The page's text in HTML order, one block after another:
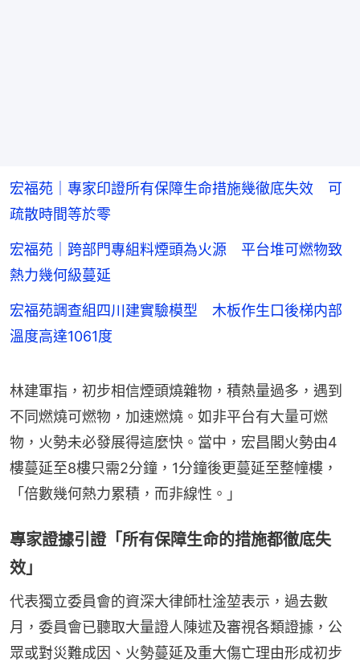
宏福苑｜專家印證所有保障生命措施幾徹底失效 可
疏散時間等於零
宏福苑｜跨部門專組料煙頭為火源 平台堆可燃物致
熱力幾何級蔓延
宏福苑調查組四川建實驗模型 木板作生口後梯内部
溫度高達1061度
林建軍指，初步相信煙頭燒雜物，積熱量過多，遇到
不同燃燒可燃物，加速燃燒。如非平台有大量可燃
物，火勢未必發展得這麼快。當中，宏昌閣火勢由4
樓蔓延至8樓只需2分鐘，1分鐘後更蔓延至整幢樓，
「倍數幾何熱力累積，而非線性。」
專家證據引證「所有保障生命的措施都徹底失
效」
代表獨立委員會的資深大律師杜淦堃表示，過去數
月，委員會已聽取大量證人陳述及審視各類證據，公
眾或對災難成因、火勢蔓延及重大傷亡理由形成初步